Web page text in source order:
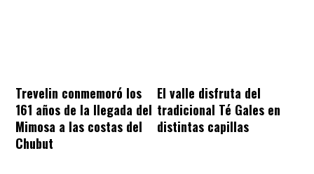
Trevelin conmemoró los
161 años de la llegada del
Mimosa a las costas del
Chubut
El valle disfruta del
tradicional Té Gales en
distintas capillas